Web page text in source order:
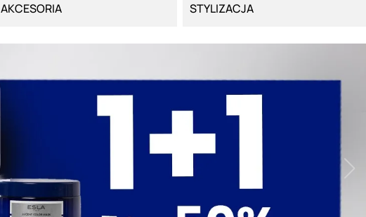
AKCESORIA STYLIZACJA